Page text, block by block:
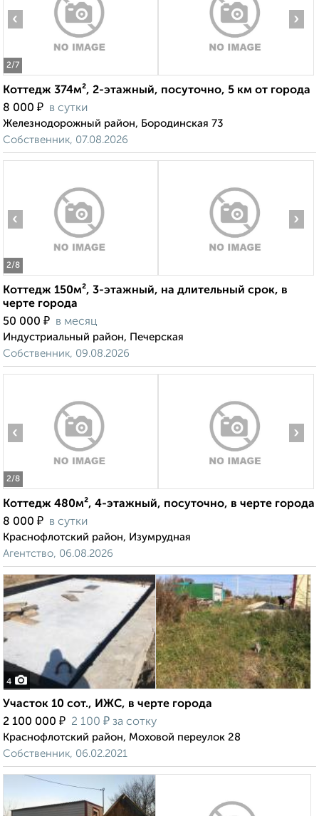
2/7
‹ ›
Коттедж 374м², 2-этажный, посуточно, 5 км от города
8 000 ₽ в сутки
Железнодорожный район, Бородинская 73
Собственник, 07.08.2026
2/8
‹ ›
Коттедж 150м², 3-этажный, на длительный срок, в
черте города
50 000 ₽ в месяц
Индустриальный район, Печерская
Собственник, 09.08.2026
2/8
‹ ›
Коттедж 480м², 4-этажный, посуточно, в черте города
8 000 ₽ в сутки
Краснофлотский район, Изумрудная
Агентство, 06.08.2026
4
Участок 10 сот., ИЖС, в черте города
2 100 000 ₽ 2 100 ₽ за сотку
Краснофлотский район, Моховой переулок 28
Собственник, 06.02.2021